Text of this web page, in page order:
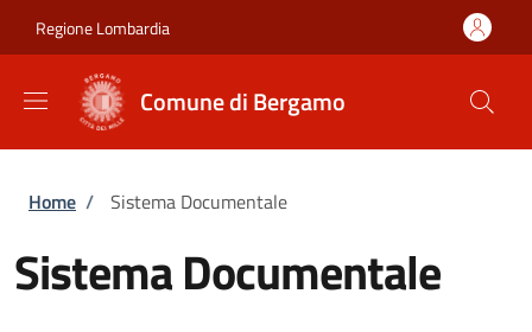
Regione Lombardia
Comune di Bergamo
Briciole di pane
Home / Sistema Documentale
Sistema Documentale